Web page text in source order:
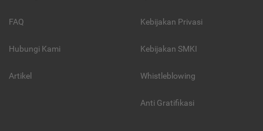
FAQ
Hubungi Kami
Artikel
Kebijakan Privasi
Kebijakan SMKI
Whistleblowing
Anti Gratifikasi